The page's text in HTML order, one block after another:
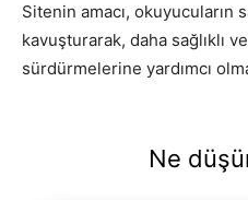
Sitenin amacı, okuyucuların
kavuşturarak, daha sağlıklı
sürdürmelerine yardımcı
Ne